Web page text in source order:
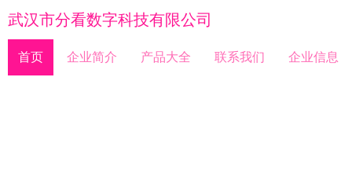
武汉市分看数字科技有限公司
首页 企业简介 产品大全 联系我们 企业信息